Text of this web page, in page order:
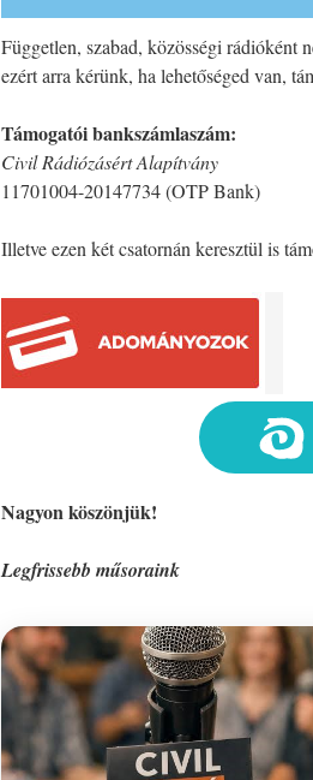
Független, szabad, közösségi rádióként
ezért arra kérünk, ha lehetőséged van,
Támogatói bankszámlaszám:
Civil Rádiózásért Alapítvány
11701004-20147734 (OTP Bank)
Illetve ezen két csatornán keresztül is
Nagyon köszönjük!
Legfrissebb műsoraink